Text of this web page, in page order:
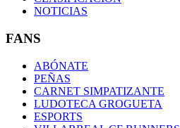
NOTICIAS
FANS
ABÓNATE
PEÑAS
CARNET SIMPATIZANTE
LUDOTECA GROGUETA
ESPORTS